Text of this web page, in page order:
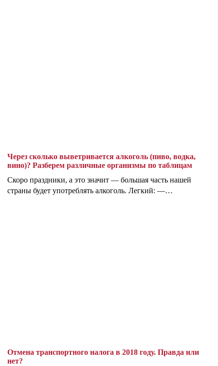
Через сколько выветривается алкоголь (пиво, водка,
вино)? Разберем различные организмы по таблицам
Скоро праздники, а это значит — большая часть нашей
страны будет употреблять алкоголь. Легкий: —…
Отмена транспортного налога в 2018 году. Правда или
нет?